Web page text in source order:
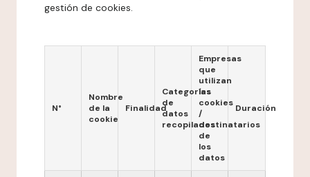
gestión de cookies.
N°
Nombre
de la
cookie
Finalidad
Categorías
de
datos
recopilados
Empresas
que
utilizan
las
cookies
/
destinatarios
de
los
datos
Duración